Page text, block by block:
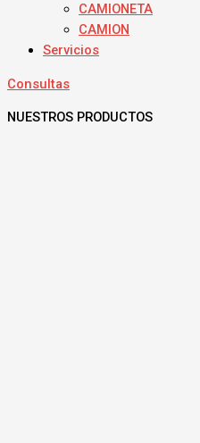
CAMIONETA
CAMION
Servicios
Consultas
NUESTROS PRODUCTOS